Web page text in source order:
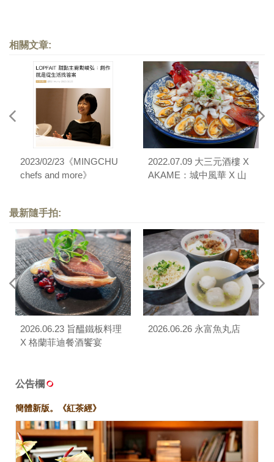
相關文章:
2023/02/23《MINGCHU
chefs and more》
案〉
2022.07.09 大三元酒樓 X
AKAME：城中風華 X 山
最新隨手拍:
2026.06.23 旨醞鐵板料理
X 格蘭菲迪餐酒饗宴
2026.06.26 永富魚丸店
公告欄
簡體新版。《紅茶經》